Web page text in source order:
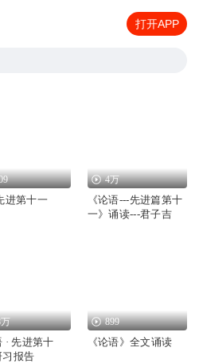
打开APP
进第十一
4万
《论语---先进篇第十
一》诵读---君子吉
· 先进第十
习报告
899
《论语》全文诵读